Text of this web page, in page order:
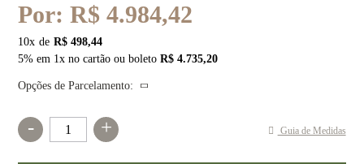
Por:R$ 4.984,42
10x
R$ 498,44
5% em 1x no cartão ou boletoR$ 4.735,20
Opções de Parcelamento:
- + Guia de Medidas